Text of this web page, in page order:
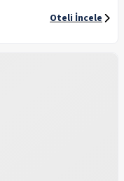
Oteli İncele